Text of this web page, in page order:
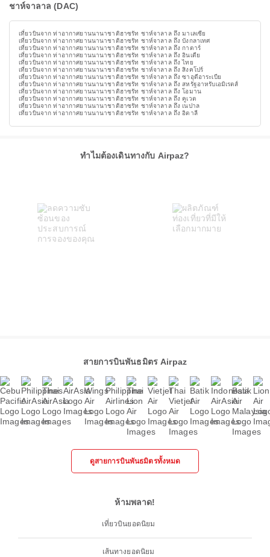
ชาห์จาลาล (DAC)
เที่ยวบินจาก ท่าอากาศยานนานาชาติฮาซรัท ชาห์จาลาล ถึง มาเลเซีย
เที่ยวบินจาก ท่าอากาศยานนานาชาติฮาซรัท ชาห์จาลาล ถึง บังกลาเทศ
เที่ยวบินจาก ท่าอากาศยานนานาชาติฮาซรัท ชาห์จาลาล ถึง กาตาร์
เที่ยวบินจาก ท่าอากาศยานนานาชาติฮาซรัท ชาห์จาลาล ถึง อินเดีย
เที่ยวบินจาก ท่าอากาศยานนานาชาติฮาซรัท ชาห์จาลาล ถึง ไทย
เที่ยวบินจาก ท่าอากาศยานนานาชาติฮาซรัท ชาห์จาลาล ถึง สิงคโปร์
เที่ยวบินจาก ท่าอากาศยานนานาชาติฮาซรัท ชาห์จาลาล ถึง ซาอุดีอาระเบีย
เที่ยวบินจาก ท่าอากาศยานนานาชาติฮาซรัท ชาห์จาลาล ถึง สหรัฐอาหรับเอมิเรตส์
เที่ยวบินจาก ท่าอากาศยานนานาชาติฮาซรัท ชาห์จาลาล ถึง โอมาน
เที่ยวบินจาก ท่าอากาศยานนานาชาติฮาซรัท ชาห์จาลาล ถึง คูเวต
เที่ยวบินจาก ท่าอากาศยานนานาชาติฮาซรัท ชาห์จาลาล ถึง เนปาล
เที่ยวบินจาก ท่าอากาศยานนานาชาติฮาซรัท ชาห์จาลาล ถึง อิตาลี
ทำไมต้องเดินทางกับ Airpaz?
สายการบินพันธมิตร Airpaz
ดูสายการบินพันธมิตรทั้งหมด
ห้ามพลาด!
เที่ยวบินยอดนิยม
เส้นทางยอดนิยม